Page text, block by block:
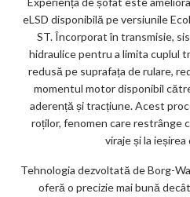
eLSD disponibilă pe versiunile
ST. Încorporat în transmisie,
hidraulice pentru a limita cuplul
redusă pe suprafața de rulare,
momentul motor disponibil
aderență și tracțiune. Acest
roților, fenomen care restrânge
viraje și la
Tehnologia dezvoltată de Borg-
oferă o precizie mai bună